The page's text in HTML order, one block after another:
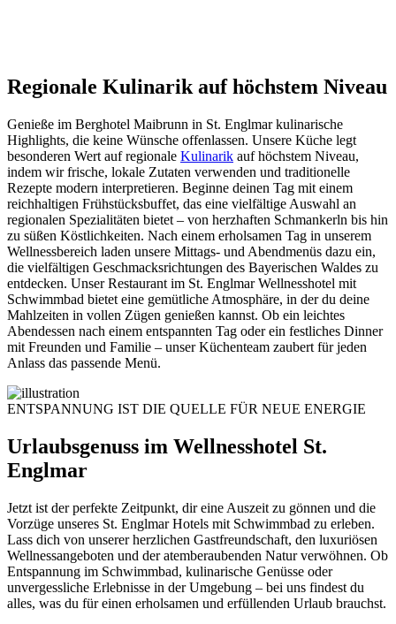
Regionale Kulinarik auf höchstem Niveau
Genieße im Berghotel Maibrunn in St. Englmar kulinarische
Highlights, die keine Wünsche offenlassen. Unsere Küche legt
besonderen Wert auf regionale Kulinarik auf höchstem Niveau,
indem wir frische, lokale Zutaten verwenden und traditionelle
Rezepte modern interpretieren. Beginne deinen Tag mit einem
reichhaltigen Frühstücksbuffet, das eine vielfältige Auswahl an
regionalen Spezialitäten bietet – von herzhaften Schmankerln bis hin
zu süßen Köstlichkeiten. Nach einem erholsamen Tag in unserem
Wellnessbereich laden unsere Mittags- und Abendmenüs dazu ein,
die vielfältigen Geschmacksrichtungen des Bayerischen Waldes zu
entdecken. Unser Restaurant im St. Englmar Wellnesshotel mit
Schwimmbad bietet eine gemütliche Atmosphäre, in der du deine
Mahlzeiten in vollen Zügen genießen kannst. Ob ein leichtes
Abendessen nach einem entspannten Tag oder ein festliches Dinner
mit Freunden und Familie – unser Küchenteam zaubert für jeden
Anlass das passende Menü.
ENTSPANNUNG IST DIE QUELLE FÜR NEUE ENERGIE
Urlaubsgenuss im Wellnesshotel St.
Englmar
Jetzt ist der perfekte Zeitpunkt, dir eine Auszeit zu gönnen und die
Vorzüge unseres St. Englmar Hotels mit Schwimmbad zu erleben.
Lass dich von unserer herzlichen Gastfreundschaft, den luxuriösen
Wellnessangeboten und der atemberaubenden Natur verwöhnen. Ob
Entspannung im Schwimmbad, kulinarische Genüsse oder
unvergessliche Erlebnisse in der Umgebung – bei uns findest du
alles, was du für einen erholsamen und erfüllenden Urlaub brauchst.